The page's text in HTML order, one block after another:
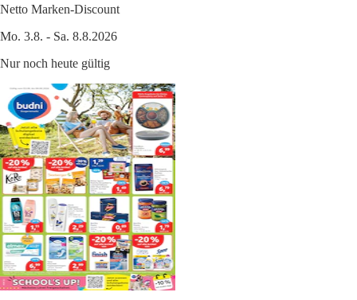
Netto Marken-Discount
Mo. 3.8. - Sa. 8.8.2026
Nur noch heute gültig